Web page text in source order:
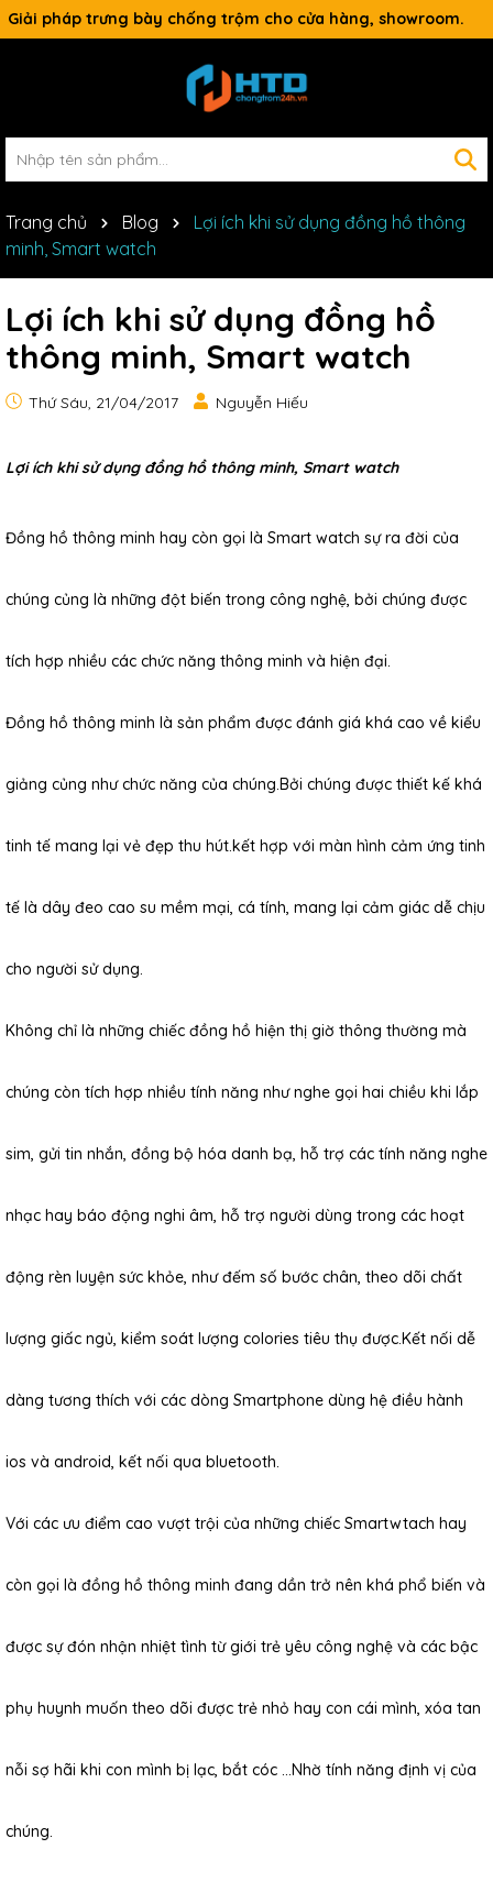
Giải pháp trưng bày chống trộm cho cửa hàng, showroom.
Trang chủ Blog
Lợi ích khi sử dụng đồng hồ thông
minh, Smart watch
Lợi ích khi sử dụng đồng hồ
thông minh, Smart watch
Thứ Sáu, 21/04/2017 Nguyễn Hiếu
Lợi ích khi sử dụng đồng hồ thông minh, Smart watch
Đồng hồ thông minh hay còn gọi là Smart watch sự ra đời của
chúng củng là những đột biến trong công nghệ, bởi chúng được
tích hợp nhiều các chức năng thông minh và hiện đại.
Đồng hồ thông minh là sản phẩm được đánh giá khá cao về kiểu
giảng củng như chức năng của chúng.Bởi chúng được thiết kế khá
tinh tế mang lại vẻ đẹp thu hút.kết hợp với màn hình cảm ứng tinh
tế là dây đeo cao su mềm mại, cá tính, mang lại cảm giác dễ chịu
cho người sử dụng.
Không chỉ là những chiếc đồng hồ hiện thị giờ thông thường mà
chúng còn tích hợp nhiều tính năng như nghe gọi hai chiều khi lắp
sim, gửi tin nhắn, đồng bộ hóa danh bạ, hỗ trợ các tính năng nghe
nhạc hay báo động nghi âm, hỗ trợ người dùng trong các hoạt
động rèn luyện sức khỏe, như đếm số bước chân, theo dõi chất
lượng giấc ngủ, kiểm soát lượng colories tiêu thụ được.Kết nối dễ
dàng tương thích với các dòng Smartphone dùng hệ điều hành
ios và android, kết nối qua bluetooth.
Với các ưu điểm cao vượt trội của những chiếc Smartwtach hay
còn gọi là đồng hồ thông minh đang dần trở nên khá phổ biến và
được sự đón nhận nhiệt tình từ giới trẻ yêu công nghệ và các bậc
phụ huynh muốn theo dõi được trẻ nhỏ hay con cái mình, xóa tan
nỗi sợ hãi khi con mình bị lạc, bắt cóc …Nhờ tính năng định vị của
chúng.